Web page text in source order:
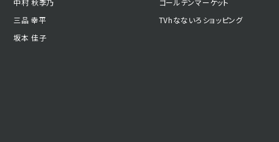
中村 秋季乃
三品 幸平
坂本 佳子
ゴールデンマーケット
TVhなないろショッピング